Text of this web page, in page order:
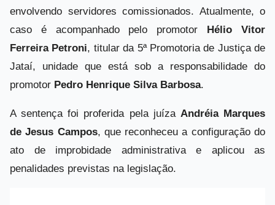
envolvendo servidores comissionados. Atualmente, o
caso é acompanhado pelo promotor
Hélio Vitor
Ferreira Petroni, titular da 5ª Promotoria de Justiça de
Jataí, unidade que está sob a responsabilidade do
promotor Pedro Henrique Silva Barbosa.
A sentença foi proferida pela juíza Andréia Marques
de Jesus Campos, que reconheceu a configuração do
ato de improbidade administrativa e aplicou as
penalidades previstas na legislação.